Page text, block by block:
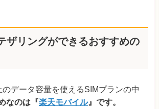
ザリングができるおすすめの
データ容量を使えるSIMプランの中
なのは『楽天モバイル』です。